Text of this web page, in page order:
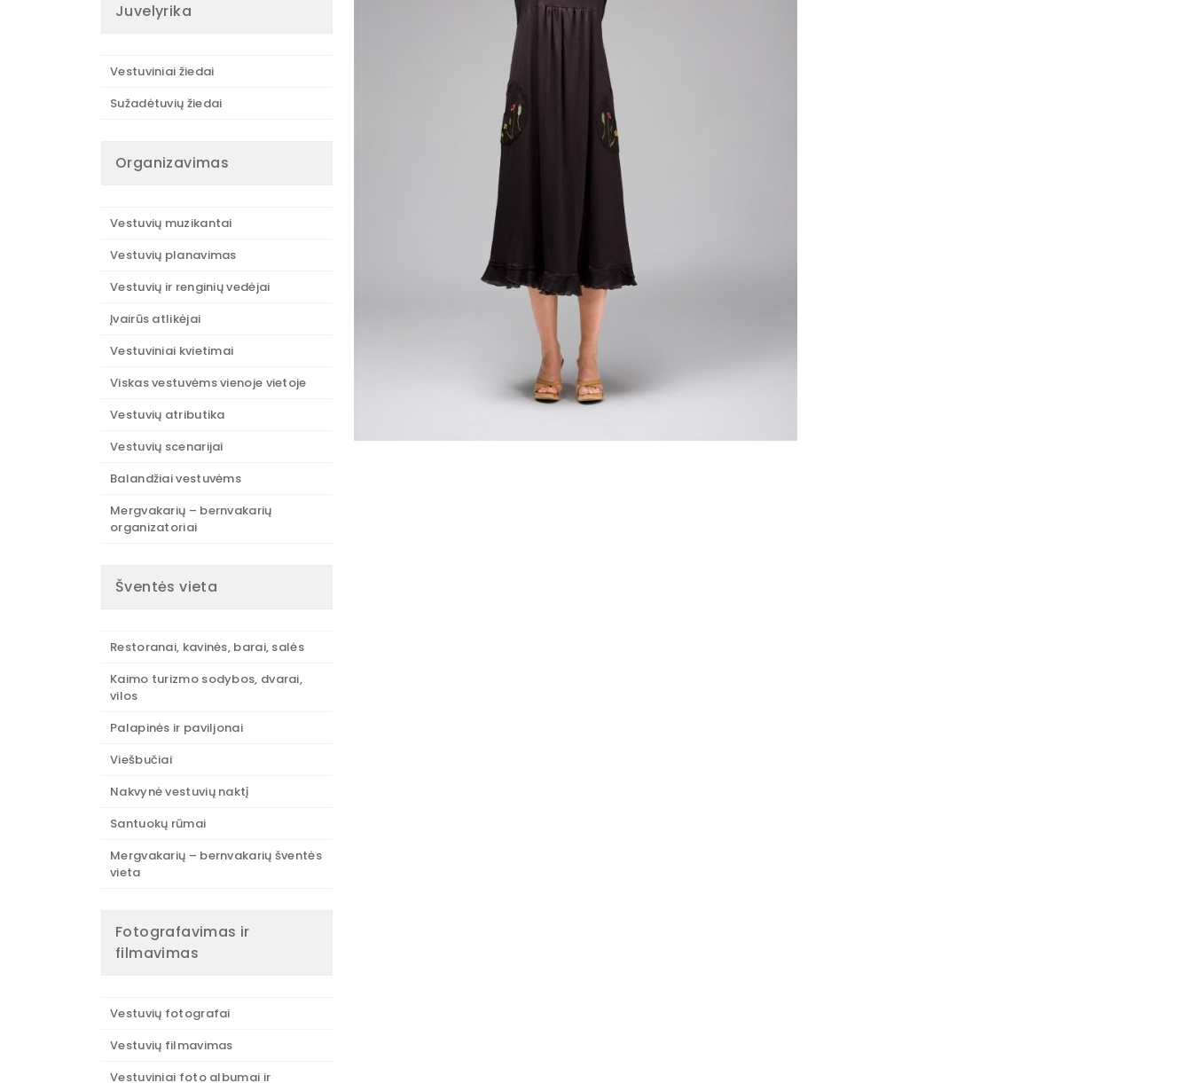
Juvelyrika
Vestuviniai žiedai
Sužadėtuvių žiedai
Organizavimas
Vestuvių muzikantai
Vestuvių planavimas
Vestuvių ir renginių vedėjai
Įvairūs atlikėjai
Vestuviniai kvietimai
Viskas vestuvėms vienoje vietoje
Vestuvių atributika
Vestuvių scenarijai
Balandžiai vestuvėms
Mergvakarių – bernvakarių
organizatoriai
Šventės vieta
Restoranai, kavinės, barai, salės
Kaimo turizmo sodybos, dvarai,
vilos
Palapinės ir paviljonai
Viešbučiai
Nakvynė vestuvių naktį
Santuokų rūmai
Mergvakarių – bernvakarių šventės
vieta
Fotografavimas ir
filmavimas
Vestuvių fotografai
Vestuvių filmavimas
Vestuviniai foto albumai ir